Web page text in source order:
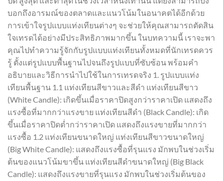
บอกถึงอารมณ์ของตลาดและแนวโน้มในอนาคตได้อีกด้วย
การเข้าใจรูปแบบแท่งเทียนต่างๆ จะช่วยให้คุณสามารถตัดสิน
ใจเทรดได้อย่างมีประสิทธิภาพมากขึ้น ในบทความนี้ เราจะพา
คุณไปทำความรู้จักกับรูปแบบแท่งเทียนทั้งหมดที่นักเทรดควร
รู้ ตั้งแต่รูปแบบพื้นฐานไปจนถึงรูปแบบที่ซับซ้อน พร้อมคำ
อธิบายและวิธีการนำไปใช้ในการเทรดจริง 1. รูปแบบแท่ง
เทียนพื้นฐาน 1.1 แท่งเทียนสีขาวและสีดำ แท่งเทียนสีขาว
(White Candle): เกิดขึ้นเมื่อราคาปิดสูงกว่าราคาเปิด แสดงถึง
แรงซื้อที่มากกว่าแรงขาย แท่งเทียนสีดำ (Black Candle): เกิด
ขึ้นเมื่อราคาปิดต่ำกว่าราคาเปิด แสดงถึงแรงขายที่มากกว่า
แรงซื้อ 1.2 แท่งเทียนขนาดใหญ่ แท่งเทียนสีขาวขนาดใหญ่
(Big White Candle): แสดงถึงแรงซื้อที่รุนแรง มักพบในช่วงเริ่ม
ต้นของแนวโน้มขาขึ้น แท่งเทียนสีดำขนาดใหญ่ (Big Black
Candle): แสดงถึงแรงขายที่รุนแรง มักพบในช่วงเริ่มต้นของ